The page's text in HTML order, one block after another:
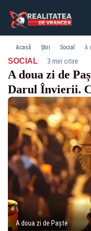
Acasă Știri Social
SOCIAL· 3 min citire
A doua zi de
Darul Învierii.
A doua zi de Paște